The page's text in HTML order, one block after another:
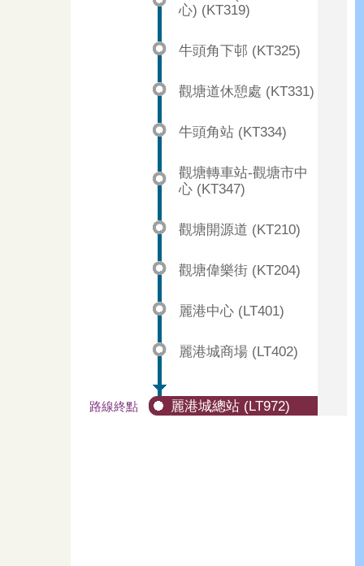
心) (KT319)
牛頭角下邨 (KT325)
觀塘道休憩處 (KT331)
牛頭角站 (KT334)
觀塘轉車站-觀塘市中
心 (KT347)
觀塘開源道 (KT210)
觀塘偉樂街 (KT204)
麗港中心 (LT401)
麗港城商場 (LT402)
路線終點 麗港城總站 (LT972)